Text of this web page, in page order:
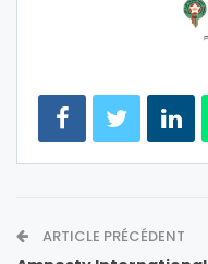
ARTICLE PRÉCÉDENT